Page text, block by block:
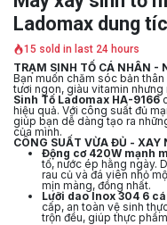
Ladomax dung
15 sold in last 24 hours
TRẠM SINH TỐ CÁ NHÂN -
Bạn muốn chăm sóc bản
tươi ngon, giàu vitamin
Sinh Tố Ladomax HA-9166
hiệu quả. Với công suất đủ
giúp bạn dễ dàng tạo ra
của mình.
CÔNG SUẤT VỪA ĐỦ - XAY
Động cơ 420W mạnh
tố, nước ép hằng ngày.
rau củ và đá viên nhỏ
mịn màng, đồng nhất.
Lưỡi dao Inox 304 6
cấp, an toàn vệ sinh
trộn đều, giúp thực